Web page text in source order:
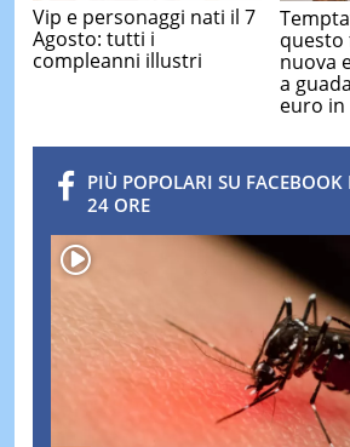
Vip e personaggi nati il 7
Agosto: tutti i
compleanni illustri
questo
nuova
a
euro in
PIÙ POPOLARI SU FACEBOOK
24 ORE